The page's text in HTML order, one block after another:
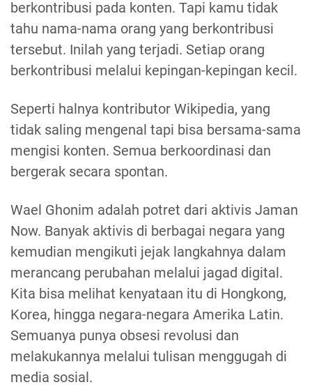
berkontribusi pada konten. Tapi kamu tidak
tahu nama-nama orang yang berkontribusi
tersebut. Inilah yang terjadi. Setiap orang
berkontribusi melalui kepingan-kepingan kecil.
Seperti halnya kontributor Wikipedia, yang
tidak saling mengenal tapi bisa bersama-sama
mengisi konten. Semua berkoordinasi dan
bergerak secara spontan.
Wael Ghonim adalah potret dari aktivis Jaman
Now. Banyak aktivis di berbagai negara yang
kemudian mengikuti jejak langkahnya dalam
merancang perubahan melalui jagad digital.
Kita bisa melihat kenyataan itu di Hongkong,
Korea, hingga negara-negara Amerika Latin.
Semuanya punya obsesi revolusi dan
melakukannya melalui tulisan menggugah di
media sosial.